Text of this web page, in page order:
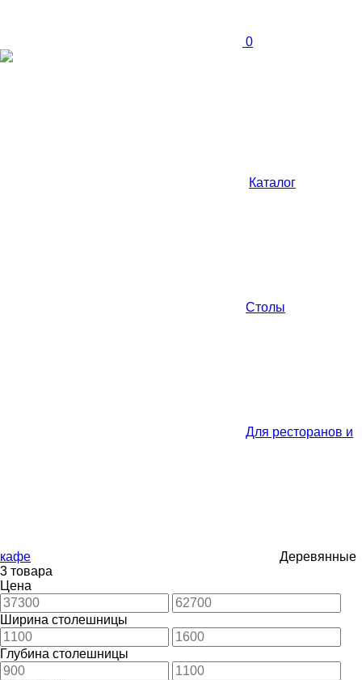
0
Каталог
Столы
Для ресторанов и
кафе
Деревянные
3 товара
Цена
Ширина столешницы
Глубина столешницы